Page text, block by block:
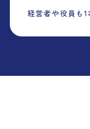
経営者や役員も1